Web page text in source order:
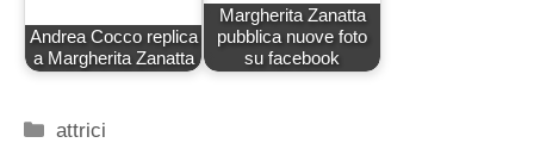
Andrea Cocco replica
a Margherita Zanatta
Margherita Zanatta
pubblica nuove foto
su facebook
Categorie
attrici